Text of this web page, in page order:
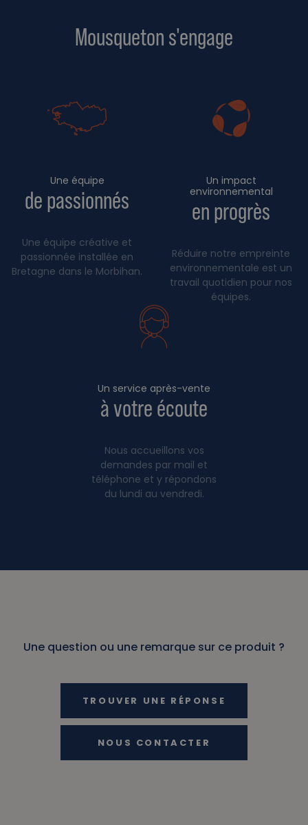
Mousqueton s'engage
Une équipe
de passionnés
Une équipe créative et
passionnée installée en
Bretagne dans le Morbihan.
Un impact
environnemental
en progrès
Réduire notre empreinte
environnementale est un
travail quotidien pour nos
équipes.
Un service après-vente
à votre écoute
Nous accueillons vos
demandes par mail et
téléphone et y répondons
du lundi au vendredi.
Une question ou une remarque sur ce produit ?
TROUVER UNE RÉPONSE
NOUS CONTACTER